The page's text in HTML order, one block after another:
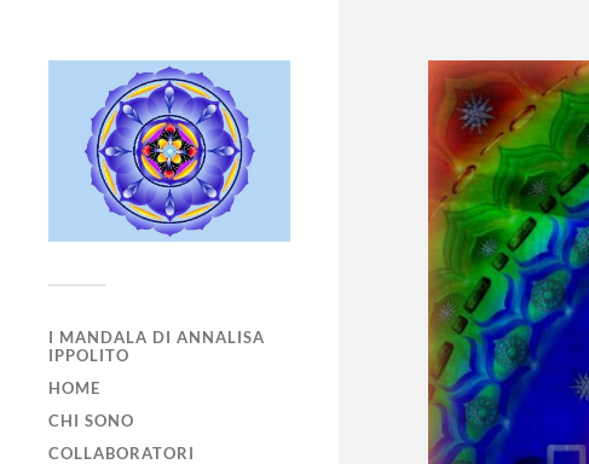
I MANDALA DI ANNALISA
IPPOLITO
HOME
CHI SONO
COLLABORATORI